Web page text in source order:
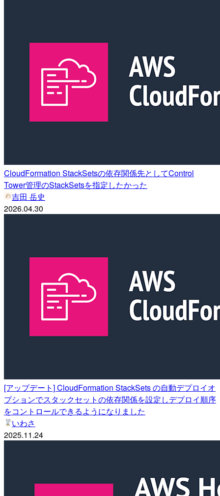
CloudFormation StackSetsの依存関係先としてControl
Tower管理のStackSetsを指定したかった
吉田 岳史
2026.04.30
[アップデート] CloudFormation StackSets の自動デプロイオ
プションでスタックセットの依存関係を設定しデプロイ順序
をコントロールできるようになりました
いわさ
2025.11.24